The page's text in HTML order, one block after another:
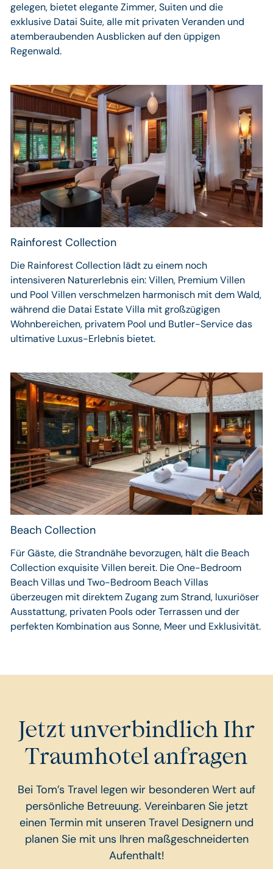
gelegen, bietet elegante Zimmer, Suiten und die
exklusive Datai Suite, alle mit privaten Veranden und
atemberaubenden Ausblicken auf den üppigen
Regenwald.
Rainforest Collection
Die Rainforest Collection lädt zu einem noch
intensiveren Naturerlebnis ein: Villen, Premium Villen
und Pool Villen verschmelzen harmonisch mit dem Wald,
während die Datai Estate Villa mit großzügigen
Wohnbereichen, privatem Pool und Butler-Service das
ultimative Luxus-Erlebnis bietet.
Beach Collection
Für Gäste, die Strandnähe bevorzugen, hält die Beach
Collection exquisite Villen bereit. Die One-Bedroom
Beach Villas und Two-Bedroom Beach Villas
überzeugen mit direktem Zugang zum Strand, luxuriöser
Ausstattung, privaten Pools oder Terrassen und der
perfekten Kombination aus Sonne, Meer und Exklusivität.
Jetzt unverbindlich Ihr
Traumhotel anfragen
Bei Tom’s Travel legen wir besonderen Wert auf
persönliche Betreuung. Vereinbaren Sie jetzt
einen Termin mit unseren Travel Designern und
planen Sie mit uns Ihren maßgeschneiderten
Aufenthalt!